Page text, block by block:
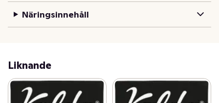
eller med lite lättkokt grön sparris.
Näringsinnehåll
Liknande